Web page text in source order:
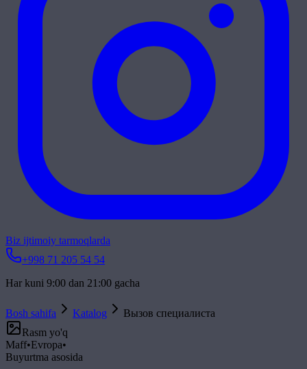
Biz ijtimoiy tarmoqlarda
+998 71 205 54 54
Har kuni 9:00 dan 21:00 gacha
Bosh sahifa Katalog
Вызов специалиста
Rasm yo'q
Maff•Evropa•
Buyurtma asosida